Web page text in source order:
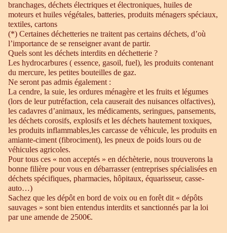
branchages, déchets électriques et électroniques, huiles de
moteurs et huiles végétales, batteries, produits ménagers spéciaux,
textiles, cartons
(*) Certaines déchetteries ne traitent pas certains déchets, d’où
l’importance de se renseigner avant de partir.
Quels sont les déchets interdits en déchetterie ?
Les hydrocarbures ( essence, gasoil, fuel), les produits contenant
du mercure, les petites bouteilles de gaz.
Ne seront pas admis également :
La cendre, la suie, les ordures ménagère et les fruits et légumes
(lors de leur putréfaction, cela causerait des nuisances olfactives),
les cadavres d’animaux, les médicaments, seringues, pansements,
les déchets corosifs, explosifs et les déchets hautement toxiques,
les produits inflammables,les carcasse de véhicule, les produits en
amiante-ciment (fibrociment), les pneux de poids lours ou de
véhicules agricoles.
Pour tous ces « non acceptés » en déchèterie, nous trouverons la
bonne filière pour vous en débarrasser (entreprises spécialisées en
déchets spécifiques, pharmacies, hôpitaux, équarisseur, casse-
auto…)
Sachez que les dépôt en bord de voix ou en forêt dit « dépôts
sauvages » sont bien entendus interdits et sanctionnés par la loi
par une amende de 2500€.